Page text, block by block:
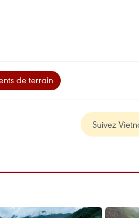
de terrain
Suivez